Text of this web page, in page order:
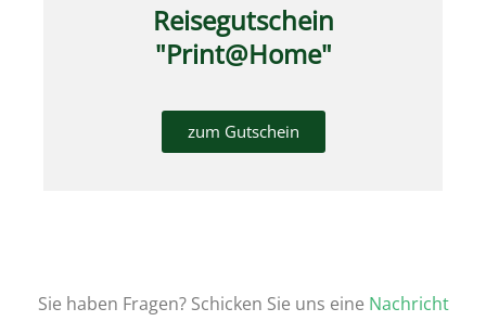
Reisegutschein
"Print@Home"
zum Gutschein
Sie haben Fragen? Schicken Sie uns eine Nachricht